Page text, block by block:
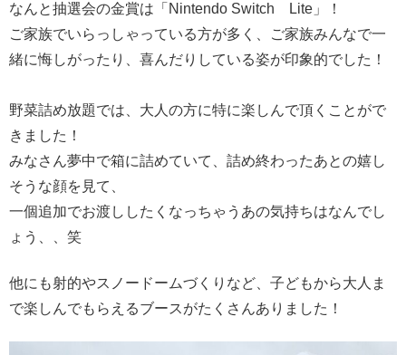
なんと抽選会の金賞は「Nintendo Switch Lite」！
ご家族でいらっしゃっている方が多く、ご家族みんなで一
緒に悔しがったり、喜んだりしている姿が印象的でした！
野菜詰め放題では、大人の方に特に楽しんで頂くことがで
きました！
みなさん夢中で箱に詰めていて、詰め終わったあとの嬉し
そうな顔を見て、
一個追加でお渡ししたくなっちゃうあの気持ちはなんでし
ょう、、笑
他にも射的やスノードームづくりなど、子どもから大人ま
で楽しんでもらえるブースがたくさんありました！